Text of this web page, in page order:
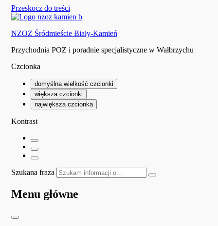
Przeskocz do treści
NZOZ Śródmieście Biały-Kamień
Przychodnia POZ i poradnie specjalistyczne w Wałbrzychu
Czcionka
domyślna wielkość czcionki
większa czcionki
największa czcionka
Kontrast
Szukana fraza
Menu główne